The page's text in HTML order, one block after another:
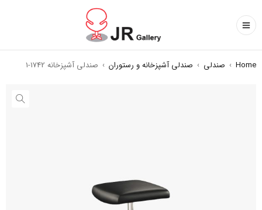
Home
› صندلی › صندلی آشپزخانه و رستوران › صندلی آشپزخانه 1742-1